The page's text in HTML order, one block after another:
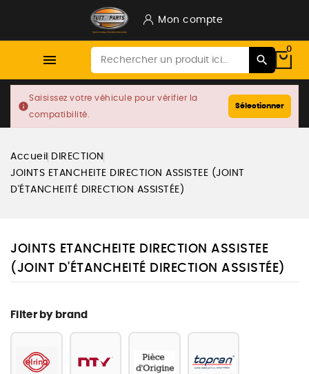
Mon compte

0
info
Saisissez votre véhicule pour vérifier la
compatibilité.
Sélectionner
Accueil
DIRECTION
JOINTS ETANCHEITE DIRECTION ASSISTEE (JOINT
D'ÉTANCHEITÉ DIRECTION ASSISTÉE)
JOINTS ETANCHEITE DIRECTION ASSISTEE
(JOINT D'ÉTANCHEITÉ DIRECTION ASSISTÉE)
Filter by brand